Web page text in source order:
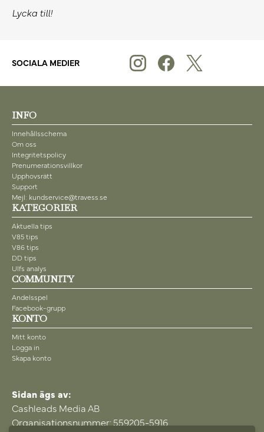
Lycka till!
SOCIALA MEDIER
INFO
Innehållsschema
Om oss
Integritetspolicy
Prenumerationsvillkor
Upphovsrätt
Support
Mejl: kundservice@travess.se
KATEGORIER
Aktuella tips
V85 tips
V86 tips
DD tips
Ulfs analys
COMMUNITY
Andelsspel
Facebook-grupp
KONTO
Mitt konto
Logga in
Skapa konto
Sidan ägs av:
Cashleads Media AB
Organisationsnummer: 559205-5916